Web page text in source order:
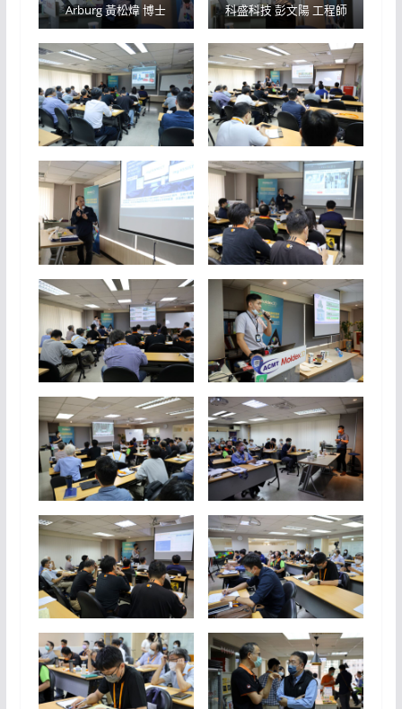
Arburg 黃松煒 博士 科盛科技 彭文陽 工程師